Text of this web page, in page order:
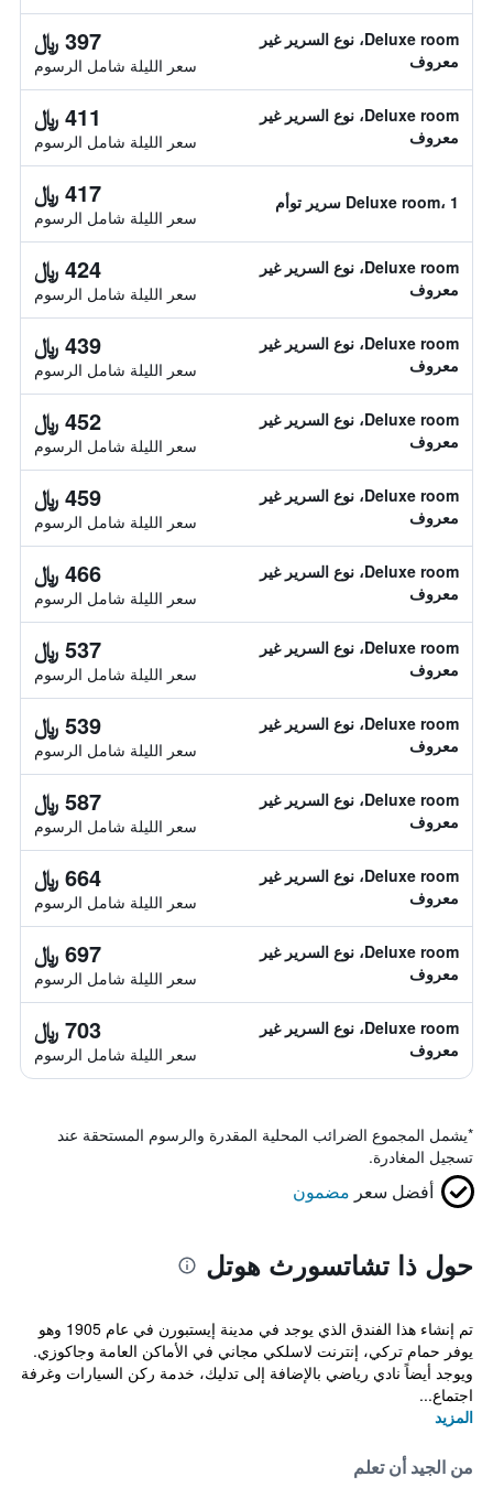
Deluxe room، نوع السرير غير
معروف
397 ﷼
سعر الليلة شامل الرسوم
Deluxe room، نوع السرير غير
معروف
411 ﷼
سعر الليلة شامل الرسوم
Deluxe room، 1 سرير توأم 417 ﷼
سعر الليلة شامل الرسوم
Deluxe room، نوع السرير غير
معروف
424 ﷼
سعر الليلة شامل الرسوم
Deluxe room، نوع السرير غير
معروف
439 ﷼
سعر الليلة شامل الرسوم
Deluxe room، نوع السرير غير
معروف
452 ﷼
سعر الليلة شامل الرسوم
Deluxe room، نوع السرير غير
معروف
459 ﷼
سعر الليلة شامل الرسوم
Deluxe room، نوع السرير غير
معروف
466 ﷼
سعر الليلة شامل الرسوم
Deluxe room، نوع السرير غير
معروف
537 ﷼
سعر الليلة شامل الرسوم
Deluxe room، نوع السرير غير
معروف
539 ﷼
سعر الليلة شامل الرسوم
Deluxe room، نوع السرير غير
معروف
587 ﷼
سعر الليلة شامل الرسوم
Deluxe room، نوع السرير غير
معروف
664 ﷼
سعر الليلة شامل الرسوم
Deluxe room، نوع السرير غير
معروف
697 ﷼
سعر الليلة شامل الرسوم
Deluxe room، نوع السرير غير
معروف
703 ﷼
سعر الليلة شامل الرسوم
*يشمل المجموع الضرائب المحلية المقدرة والرسوم المستحقة عند
تسجيل المغادرة.
أفضل سعر مضمون
حول ذا تشاتسورث هوتل
تم إنشاء هذا الفندق الذي يوجد في مدينة إيستبورن في عام 1905 وهو
يوفر حمام تركي، إنترنت لاسلكي مجاني في الأماكن العامة وجاكوزي.
ويوجد أيضاً نادي رياضي بالإضافة إلى تدليك، خدمة ركن السيارات وغرفة
اجتماع...
المزيد
من الجيد أن تعلم